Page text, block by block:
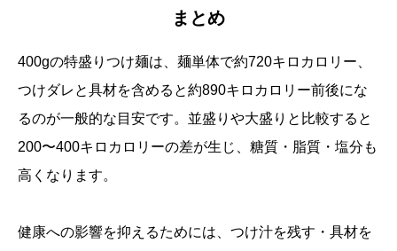
まとめ
400gの特盛りつけ麺は、麺単体で約720キロカロリー、
つけダレと具材を含めると約890キロカロリー前後にな
るのが一般的な目安です。並盛りや大盛りと比較すると
200〜400キロカロリーの差が生じ、糖質・脂質・塩分も
高くなります。
健康への影響を抑えるためには、つけ汁を残す・具材を